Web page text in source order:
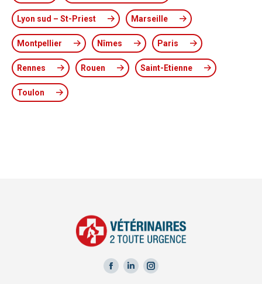
Lyon sud – St-Priest Marseille
Montpellier Nîmes Paris
Rennes Rouen Saint-Etienne
Toulon
Facebook
LinkedInInstagram